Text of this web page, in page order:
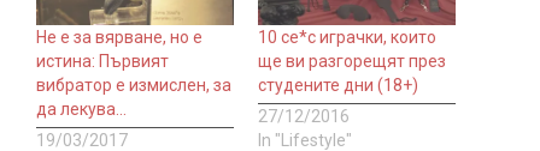
Не е за вярване, но е
истина: Първият
вибратор е измислен, за
да лекува…
19/03/2017
10 се*с играчки, които
ще ви разгорещят през
студените дни (18+)
27/12/2016
In "Lifestyle"